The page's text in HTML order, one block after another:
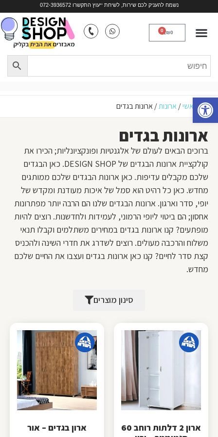
נשמח להעניק לכם שירות, לשיחת ייעוץ התקשרו 072-3936572
₪0
0
עמוד ראשי/ ארונות/ארונות בגדים
ארונות בגדים
ברוכים הבאים לעולם של אלגנטיות ופונקציונליות; הכירו את
קולקציית ארונות הבגדים של DESIGN SHOP. כאן הבגדים
שלכם מקבלים עדיפות. כאן ארונות הבגדים שלכם ממותגים
מחדש. כאן כל רהיט הוא סמל של איכות מעודנת ומקדש של
יופי, סדר וארגון. ארונות הבגדים שלנו הם הרבה יותר מפתרונות
אחסון; הם ביטוי ליופי הרמוני, לעמידות ולחדשנות. רוצים להיות
מופתעים? קנו ארונות בגדים במחירים משתלמים וקבלו תנאי
משלוח והרכבה מעולים. רוצים לשדרג את חדרי השינה ולהכניס
קצת סדר לחיים? קנו כאן ארונות בגדים ועצבו את החיים שלכם
מחדש.
סינון מוצרים
ארון 2 דלתות רוחב 60
ארון בגדים – אור
פתח סרגל נגישות